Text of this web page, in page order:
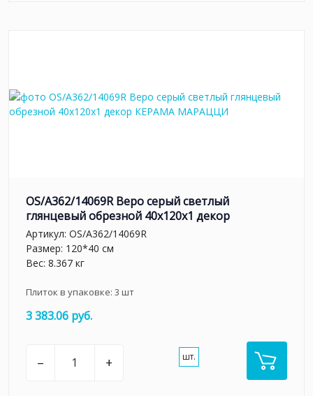
OS/A362/14069R Веро серый светлый
глянцевый обрезной 40x120x1 декор
Артикул: OS/A362/14069R
Размер: 120*40 см
Вес: 8.367 кг
Плиток в упаковке: 3 шт
3 383.06 руб.
– + шт.